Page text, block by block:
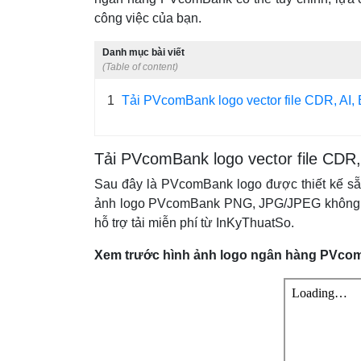
công việc của bạn.
Danh mục bài viết
(Table of content)
1 Tải PVcomBank logo vector file CDR,
Tải PVcomBank logo vector file
Sau đây là PVcomBank logo được thiết kế
ảnh logo PVcomBank PNG, JPG/JPEG
hỗ trợ tải miễn phí từ InKyThuatSo.
Xem trước hình ảnh logo ngân hàng